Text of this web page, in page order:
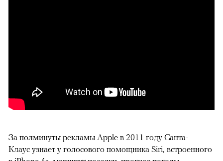
За полминуты рекламы Apple в 2011 году Санта-
Клаус узнает у голосового помощника Siri, встроенного